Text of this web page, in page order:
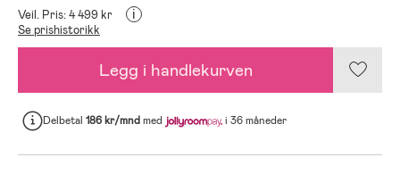
Veil. Pris: 4 499 kr i
Se prishistorikk
Legg i handlekurven
Delbetal 186 kr/mndmed i 36 måneder